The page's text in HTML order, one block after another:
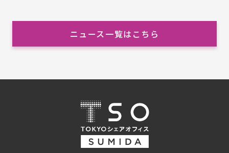
ニュース一覧はこちら